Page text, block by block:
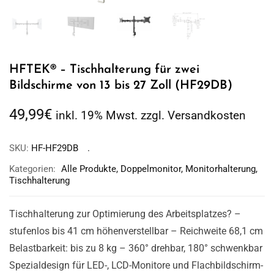
HFTEK® – Tischhalterung für zwei
Bildschirme von 13 bis 27 Zoll (HF29DB)
49,99€ inkl. 19% Mwst. zzgl. Versandkosten
SKU: HF-HF29DB
Kategorien: Alle Produkte, Doppelmonitor, Monitorhalterung,
Tischhalterung
Tischhalterung zur Optimierung des Arbeitsplatzes? –
stufenlos bis 41 cm höhenverstellbar – Reichweite 68,1 cm
Belastbarkeit: bis zu 8 kg – 360° drehbar, 180° schwenkbar
Spezialdesign für LED-, LCD-Monitore und Flachbildschirm-